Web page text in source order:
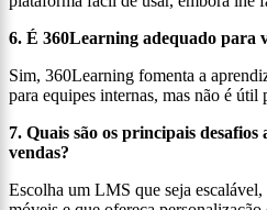
6. É 360Learning adequado para
Sim, 360Learning fomenta a
para equipes internas, mas não é útil
7. Quais são os principais
vendas?
Escolha um LMS que seja